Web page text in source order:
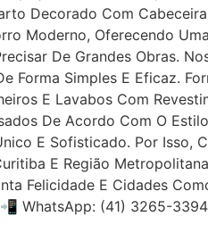
Decorado Com
Moderno, Oferecendo
De Grandes Obras.
Forma Simples E Eficaz.
E Lavabos Com
De Acordo Com O
E Sofisticado. Por Isso,
E Região
Felicidade E Cidades
WhatsApp: (41) 3265-